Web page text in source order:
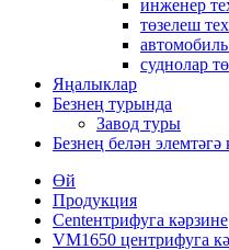
инженер
төзелеш
автомобиль
суднолар
Яңалыклар
Безнең турында
Завод туры
Безнең белән элемтәгә
Өй
Продукция
Centентрифуга кәрзине
VM1650 центрифуга